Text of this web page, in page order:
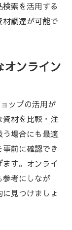
索を活用する
調達が可能で
オンライン
ップの活用が
材を比較・注
場合にも最適
前に確認でき
す。オンライ
参考にしなが
見つけましょ